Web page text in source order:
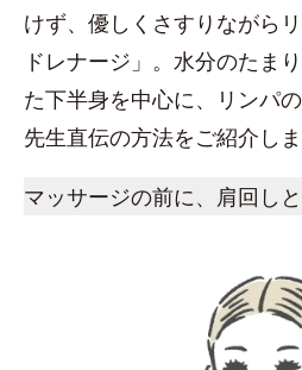
けず、優しくさすりながら
ドレナージ」。水分のたま
た下半身を中心に、リンパ
先生直伝の方法をご紹介しま
マッサージの前に、肩回し